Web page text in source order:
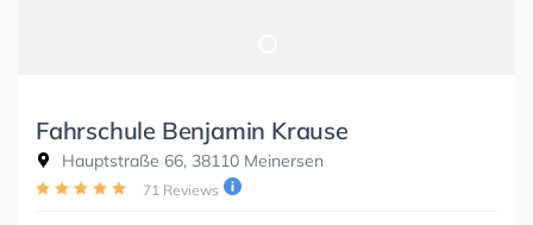
Fahrschule Benjamin Krause
Hauptstraße 66, 38110 Meinersen
71 Reviews